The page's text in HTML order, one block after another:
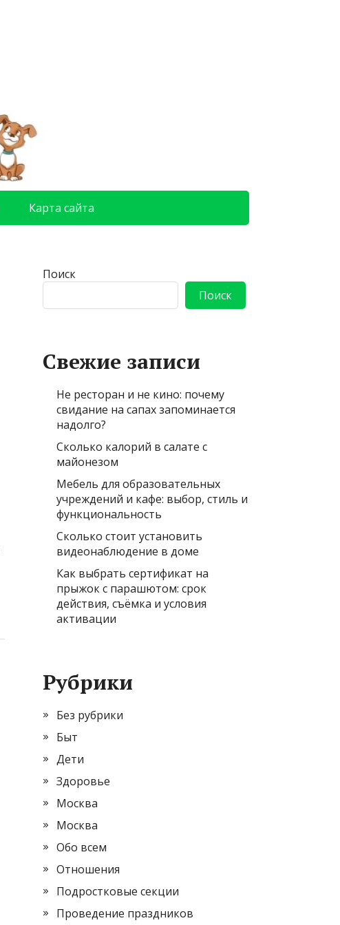
Карта сайта
Поиск
Поиск
Свежие записи
Не ресторан и не кино: почему
свидание на сапах запоминается
надолго?
Сколько калорий в салате с
майонезом
Мебель для образовательных
учреждений и кафе: выбор, стиль и
функциональность
Сколько стоит установить
видеонаблюдение в доме
Как выбрать сертификат на
прыжок с парашютом: срок
действия, съёмка и условия
активации
Рубрики
Без рубрики
Быт
Дети
Здоровье
Москва
Москва
Обо всем
Отношения
Подростковые секции
Проведение праздников